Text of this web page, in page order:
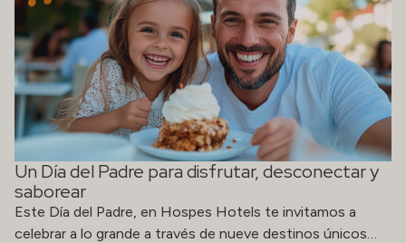
Un Día del Padre para disfrutar, desconectar y
saborear
Este Día del Padre, en Hospes Hotels te invitamos a
celebrar a lo grande a través de nueve destinos únicos…